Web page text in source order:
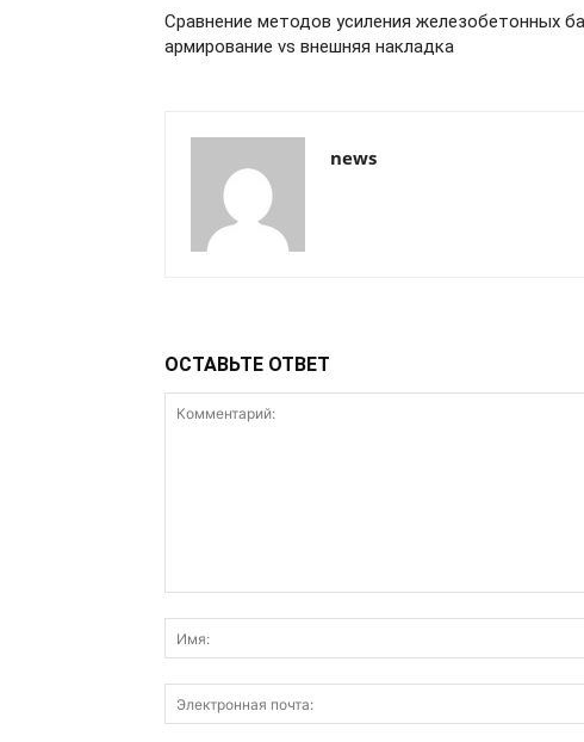
Сравнение методов усиления железобетонных
армирование vs внешняя накладка
news
ОСТАВЬТЕ ОТВЕТ